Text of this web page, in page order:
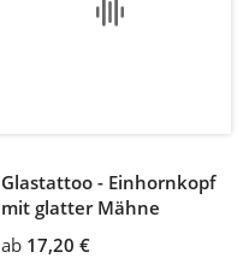
Glastattoo - Einhornkopf
mit glatter Mähne
ab 17,20 €